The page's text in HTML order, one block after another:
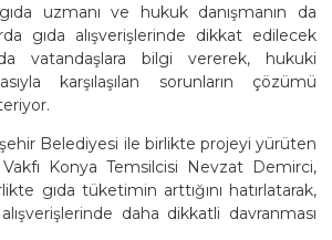
uzmanı ve hukuk danışmanın da
gıda alışverişlerinde dikkat edilecek
vatandaşlara bilgi vererek, hukuki
karşılaşılan sorunların çözümü
Belediyesi ile birlikte projeyi yürüten
Vakfı Konya Temsilcisi Nevzat Demirci,
gıda tüketimin arttığını hatırlatarak,
daha dikkatli davranması